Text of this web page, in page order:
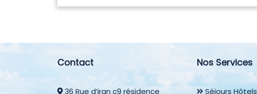
Contact
36 Rue d’iran c9 résidence
Nos Services
Séjours Hôtels